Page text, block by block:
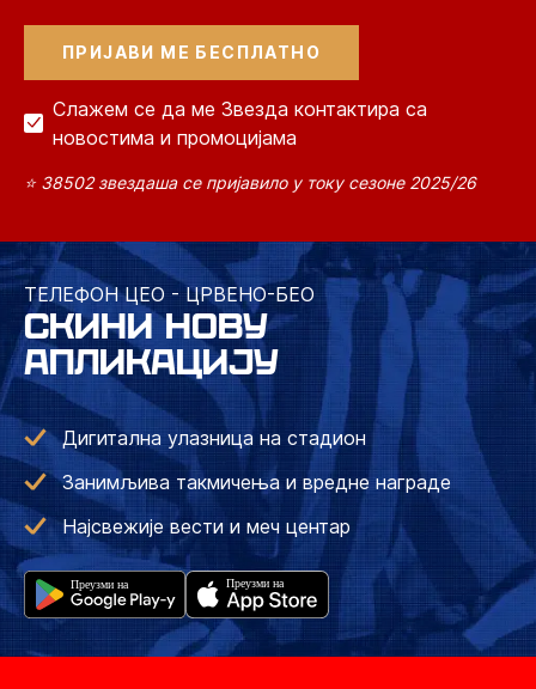
Слажем се да ме Звезда контактира са
новостима и промоцијама
⭐ 38502 звездаша се пријавило у току сезоне 2025/26
ТЕЛЕФОН ЦЕО - ЦРВЕНО-БЕО
СКИНИ НОВУ
АПЛИКАЦИЈУ
Дигитална улазница на стадион
Занимљива такмичења и вредне награде
Најсвежије вести и меч центар